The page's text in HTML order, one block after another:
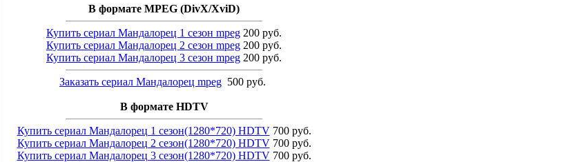
В формате MPEG (DivX/XviD)
Купить сериал Мандалорец 1 сезон mpeg 200 руб.
Купить сериал Мандалорец 2 сезон mpeg 200 руб.
Купить сериал Мандалорец 3 сезон mpeg 200 руб.
Заказать сериал Мандалорец mpeg 500 руб.
В формате HDTV
Купить сериал Мандалорец 1 сезон(1280*720) HDTV700 руб.
Купить сериал Мандалорец 2 сезон(1280*720) HDTV700 руб.
Купить сериал Мандалорец 3 сезон(1280*720) HDTV700 руб.